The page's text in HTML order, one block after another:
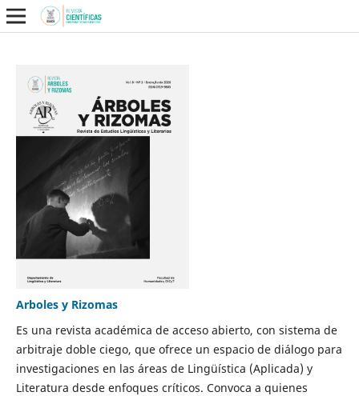
Arboles y Rizomas
Es una revista académica de acceso abierto, con sistema de
arbitraje doble ciego, que ofrece un espacio de diálogo para
investigaciones en las áreas de Lingüística (Aplicada) y
Literatura desde enfoques críticos. Convoca a quienes